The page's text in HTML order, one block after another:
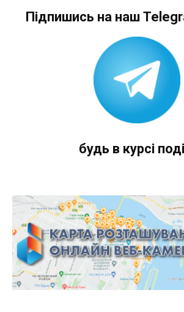
Підпишись на наш
будь в курсі